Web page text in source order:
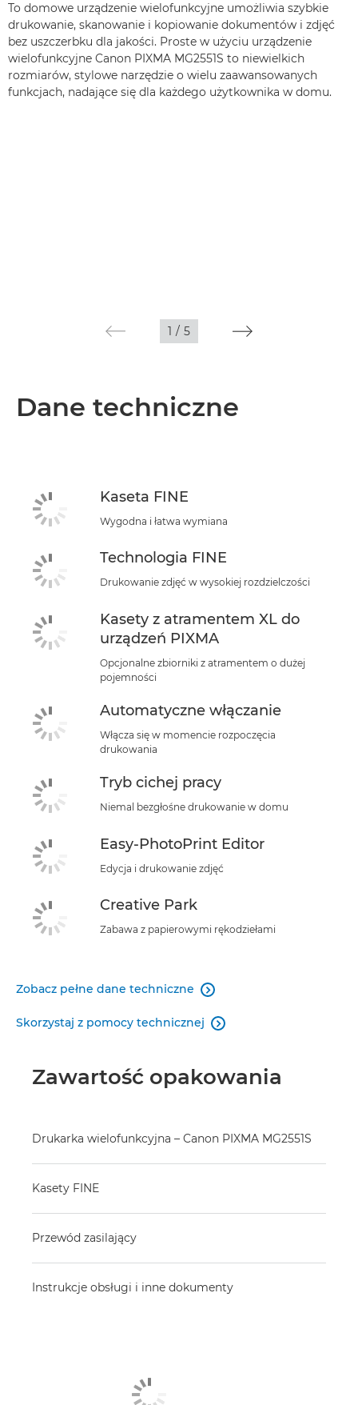
To domowe urządzenie wielofunkcyjne umożliwia szybkie
drukowanie, skanowanie i kopiowanie dokumentów i zdjęć
bez uszczerbku dla jakości. Proste w użyciu urządzenie
wielofunkcyjne Canon PIXMA MG2551S to niewielkich
rozmiarów, stylowe narzędzie o wielu zaawansowanych
funkcjach, nadające się dla każdego użytkownika w domu.
1 / 5
Dane techniczne
Kaseta FINE
Wygodna i łatwa wymiana
Technologia FINE
Drukowanie zdjęć w wysokiej rozdzielczości
Kasety z atramentem XL do
urządzeń PIXMA
Opcjonalne zbiorniki z atramentem o dużej
pojemności
Automatyczne włączanie
Włącza się w momencie rozpoczęcia
drukowania
Tryb cichej pracy
Niemal bezgłośne drukowanie w domu
Easy-PhotoPrint Editor
Edycja i drukowanie zdjęć
Creative Park
Zabawa z papierowymi rękodziełami
Zobacz pełne dane techniczne 
Skorzystaj z pomocy technicznej 
Zawartość opakowania
Drukarka wielofunkcyjna – Canon PIXMA MG2551S
Kasety FINE
Przewód zasilający
Instrukcje obsługi i inne dokumenty